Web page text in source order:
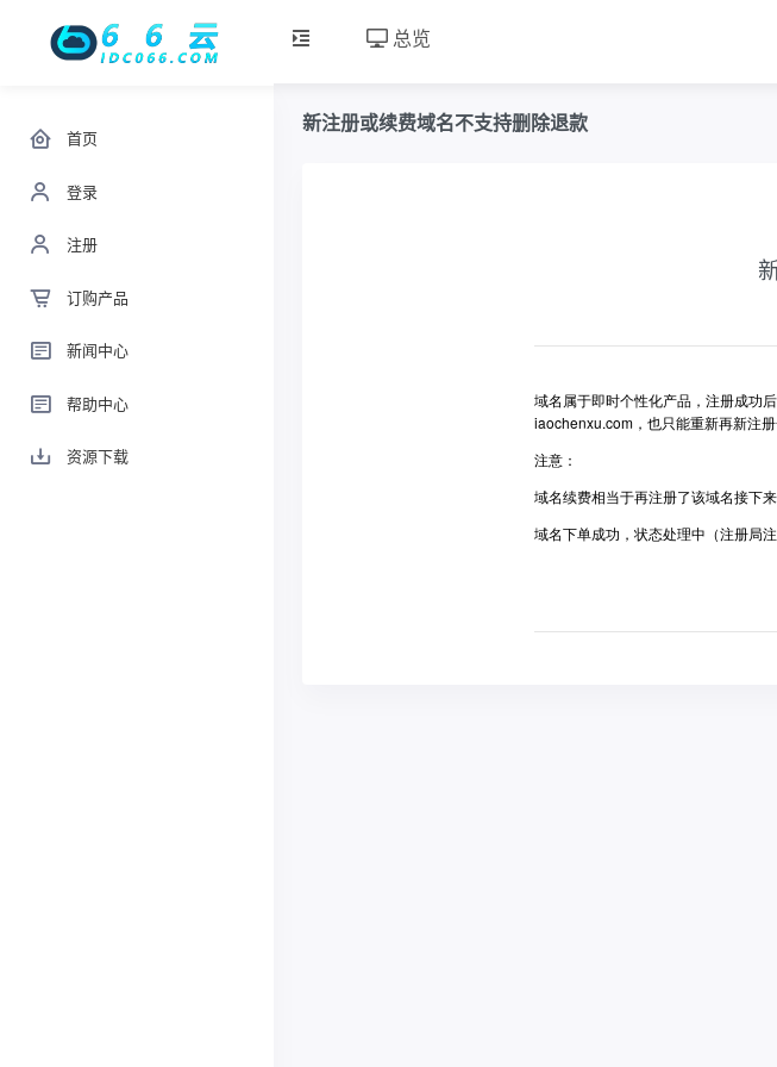
总览
首页
登录
注册
订购产品
新闻中心
帮助中心
资源下载
新注册或续费域名不支持删除退款